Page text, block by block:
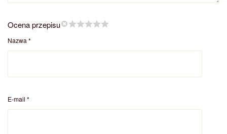
Ocena przepisu
Nazwa *
E-mail *